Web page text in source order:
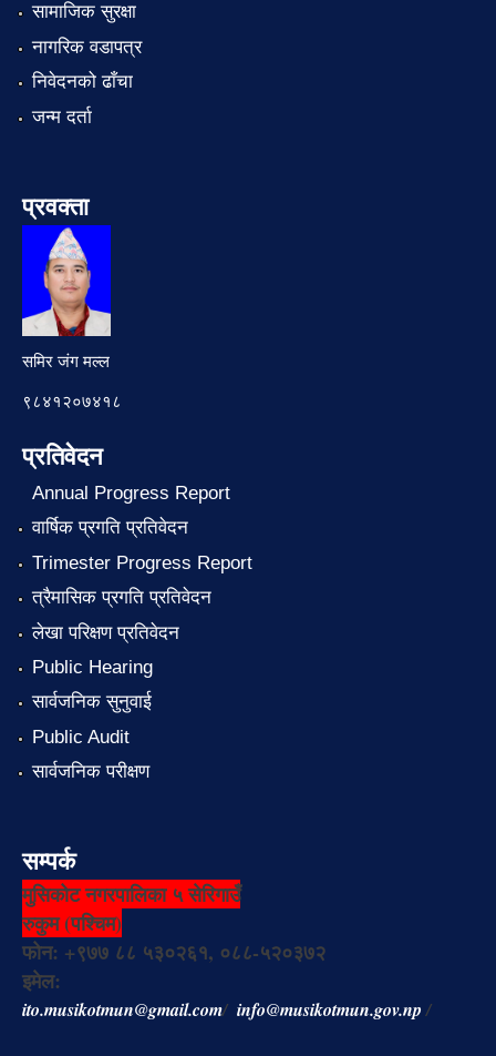
सामाजिक सुरक्षा
नागरिक वडापत्र
निवेदनको ढाँचा
जन्म दर्ता
प्रवक्ता
समिर जंग मल्ल
९८४१२०७४१८
प्रतिवेदन
Annual Progress Report
वार्षिक प्रगति प्रतिवेदन
Trimester Progress Report
त्रैमासिक प्रगति प्रतिवेदन
लेखा परिक्षण प्रतिवेदन
Public Hearing
सार्वजनिक सुनुवाई
Public Audit
सार्वजनिक परीक्षण
सम्पर्क
मुसिकोट नगरपालिका ५ सेरिगाउँ
रुकुम (पश्चिम)
फोन: +९७७ ८८ ५३०२६१, ०८८-५२०३७२
इमेल:
ito.musikotmun@gmail.com/ info@musikotmun.gov.np/